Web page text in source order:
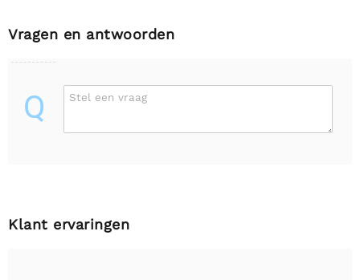
Vragen en antwoorden
Q Stel een vraag
Klant ervaringen